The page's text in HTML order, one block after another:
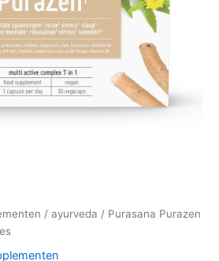
/ ayurveda / Purasana Purazen